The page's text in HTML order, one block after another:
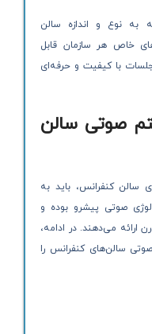
نوع و اندازه سالن
خاص هر سازمان قابل
با کیفیت و حرفه‌ای
صوتی سالن
سالن کنفرانس، باید به
صوتی پیشرو بوده و
ارائه می‌دهند. در ادامه،
سالن‌های کنفرانس را